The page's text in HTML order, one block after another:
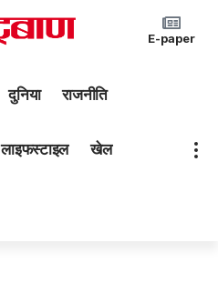
E-paper
दुनिया राजनीति
लाइफस्टाइल खेल